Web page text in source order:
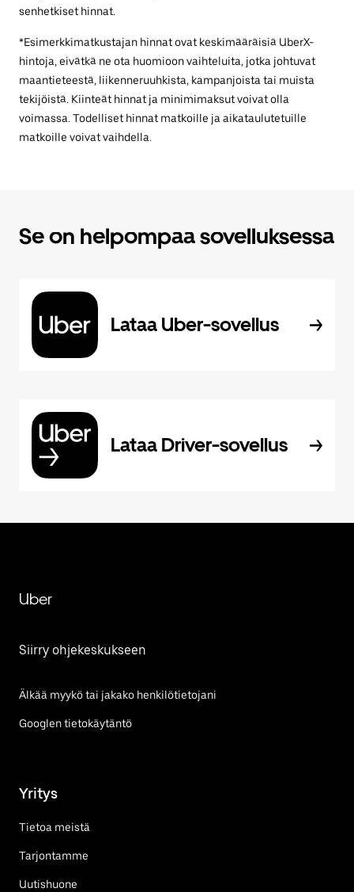
senhetkiset hinnat.
*Esimerkkimatkustajan hinnat ovat keskimääräisiä UberX-
hintoja, eivätkä ne ota huomioon vaihteluita, jotka johtuvat
maantieteestä, liikenneruuhkista, kampanjoista tai muista
tekijöistä. Kiinteät hinnat ja minimimaksut voivat olla
voimassa. Todelliset hinnat matkoille ja aikataulutetuille
matkoille voivat vaihdella.
Se on helpompaa sovelluksessa
Lataa Uber-sovellus
Lataa Driver-sovellus
Uber
Siirry ohjekeskukseen
Älkää myykö tai jakako henkilötietojani
Googlen tietokäytäntö
Yritys
Tietoa meistä
Tarjontamme
Uutishuone